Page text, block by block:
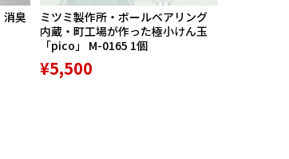
消臭
ミツミ製作所・ボールベアリング
内蔵・町工場が作った極小けん玉
「pico」 M-0165 1個
¥5,500